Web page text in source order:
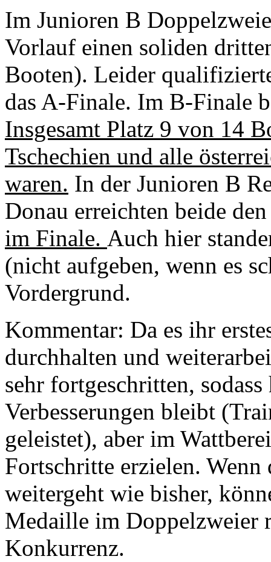
Im Junioren B
Vorlauf einen soliden
Booten). Leider
das A-Finale. Im B-Finale
Insgesamt Platz 9 von 14
Tschechien und alle
waren. In der Junioren B
Donau erreichten beide
im Finale. Auch hier
(nicht aufgeben, wenn es
Vordergrund.
Kommentar: Da es ihr
durchhalten und
sehr fortgeschritten,
Verbesserungen bleibt
geleistet), aber im
Fortschritte erzielen.
weitergeht wie bisher,
Medaille im Doppelzweier
Konkurrenz.